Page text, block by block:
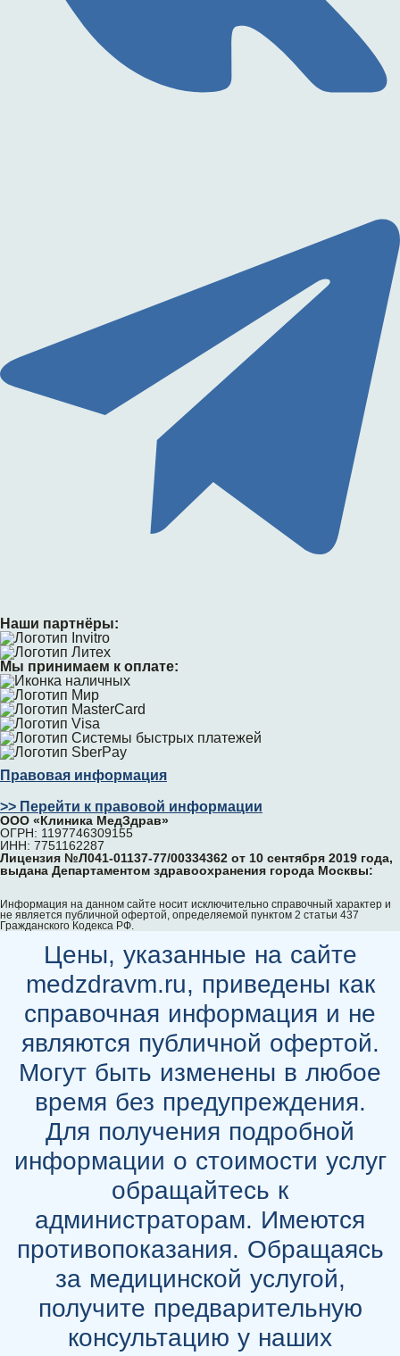
Наши партнёры:
Мы принимаем к оплате:
Правовая информация
>> Перейти к правовой информации
ООО «Клиника МедЗдрав»
ОГРН: 1197746309155
ИНН: 7751162287
Лицензия №Л041-01137-77/00334362 от 10 сентября 2019 года,
выдана Департаментом здравоохранения города Москвы:
Информация на данном сайте носит исключительно справочный характер и
не является публичной офертой, определяемой пунктом 2 статьи 437
Гражданского Кодекса РФ.
Цены, указанные на сайте
medzdravm.ru, приведены как
справочная информация и не
являются публичной офертой.
Могут быть изменены в любое
время без предупреждения.
Для получения подробной
информации о стоимости услуг
обращайтесь к
администраторам. Имеются
противопоказания. Обращаясь
за медицинской услугой,
получите предварительную
консультацию у наших